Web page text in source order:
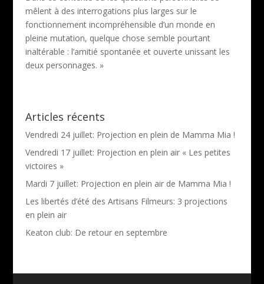
mêlent à des interrogations plus larges sur le
fonctionnement incompréhensible d’un monde en
pleine mutation, quelque chose semble pourtant
inaltérable : l’amitié spontanée et ouverte unissant les
deux personnages. »
Articles récents
Vendredi 24 juillet: Projection en plein de Mamma Mia !
Vendredi 17 juillet: Projection en plein air « Les petites
victoires »
Mardi 7 juillet: Projection en plein air de Mamma Mia !
Les libertés d’été des Artisans Filmeurs: 3 projections
en plein air
Keaton club: De retour en septembre